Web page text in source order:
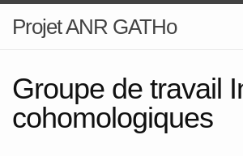
Projet ANR GATHo
Groupe de travail
cohomologiques